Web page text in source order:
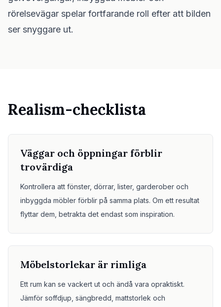
Kontrollera gångutrymmet innan du köper en soffa eller ett bord.
rörelsevägar spelar fortfarande roll efter att bilden
ser snyggare ut.
Realism-checklista
Väggar och öppningar förblir
trovärdiga
Kontrollera att fönster, dörrar, lister, garderober och
inbyggda möbler förblir på samma plats. Om ett resultat
flyttar dem, betrakta det endast som inspiration.
Möbelstorlekar är rimliga
Ett rum kan se vackert ut och ändå vara opraktiskt.
Jämför soffdjup, sängbredd, mattstorlek och